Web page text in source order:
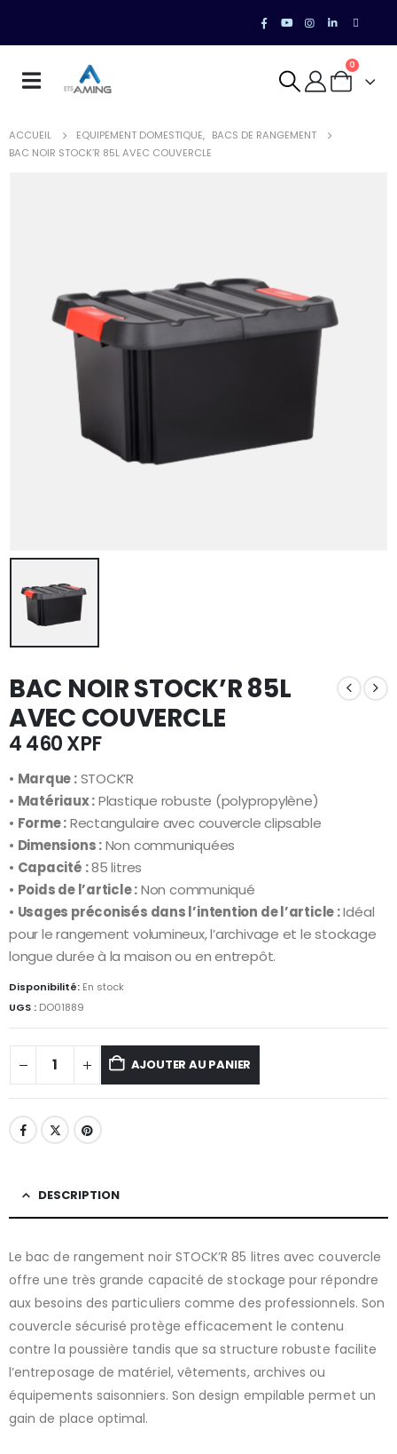
0
ACCUEIL EQUIPEMENT DOMESTIQUE, BACS DE RANGEMENT
BAC NOIR STOCK’R 85L AVEC COUVERCLE
BAC NOIR STOCK’R 85L
AVEC COUVERCLE
4 460XPF
• Marque :STOCK’R
• Matériaux :Plastique robuste (polypropylène)
• Forme :Rectangulaire avec couvercle clipsable
• Dimensions :Non communiquées
• Capacité :85 litres
• Poids de l’article :Non communiqué
• Usages préconisés dans l’intention de l’article :Idéal
pour le rangement volumineux, l’archivage et le stockage
longue durée à la maison ou en entrepôt.
Disponibilité: En stock
UGS : DO01889
AJOUTER AU PANIER
DESCRIPTION
Le bac de rangement noir STOCK’R 85 litres avec couvercle
offre une très grande capacité de stockage pour répondre
aux besoins des particuliers comme des professionnels. Son
couvercle sécurisé protège efficacement le contenu
contre la poussière tandis que sa structure robuste facilite
l’entreposage de matériel, vêtements, archives ou
équipements saisonniers. Son design empilable permet un
gain de place optimal.